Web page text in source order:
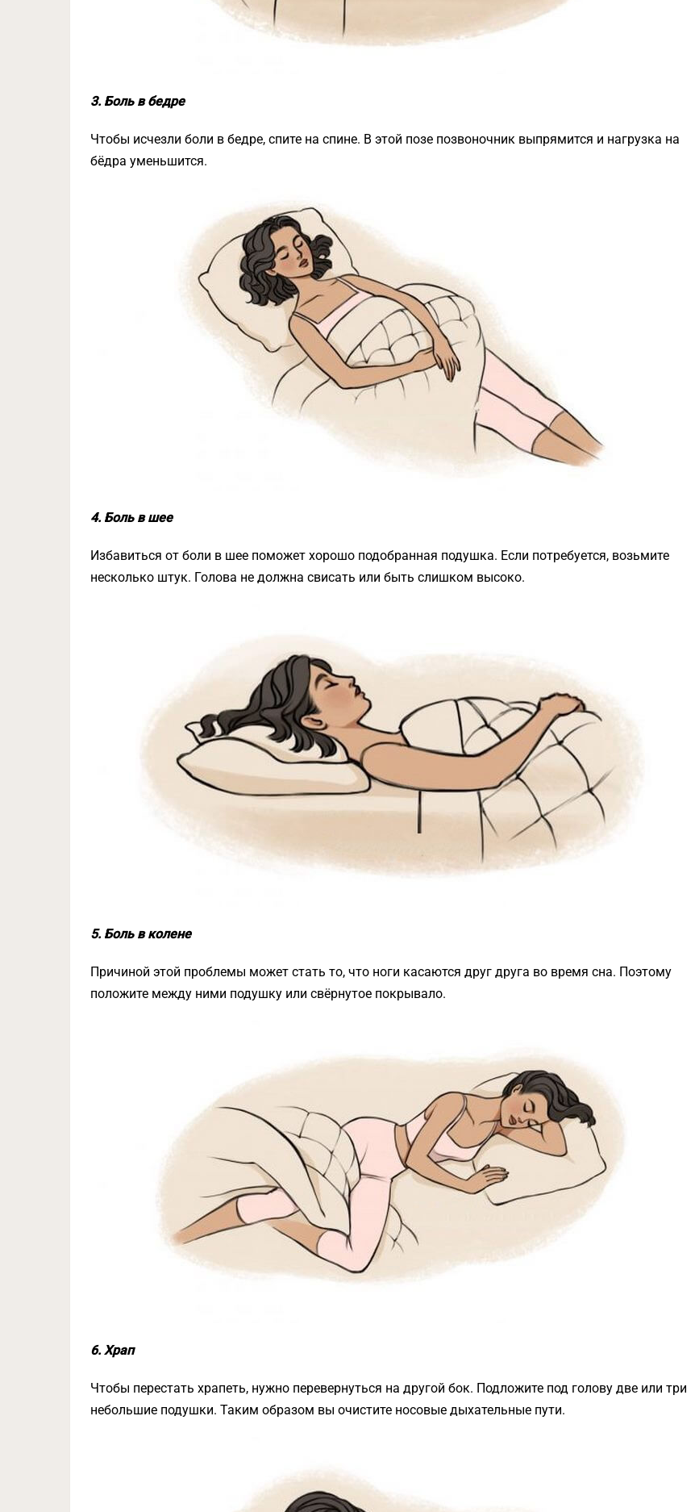
3. Боль в бедре
Чтобы исчезли боли в бедре, спите на спине. В этой позе позвоночник выпрямится и нагрузка на
бёдра уменьшится.
4. Боль в шее
Избавиться от боли в шее поможет хорошо подобранная подушка. Если потребуется, возьмите
несколько штук. Голова не должна свисать или быть слишком высоко.
5. Боль в колене
Причиной этой проблемы может стать то, что ноги касаются друг друга во время сна. Поэтому
положите между ними подушку или свёрнутое покрывало.
6. Храп
Чтобы перестать храпеть, нужно перевернуться на другой бок. Подложите под голову две или три
небольшие подушки. Таким образом вы очистите носовые дыхательные пути.